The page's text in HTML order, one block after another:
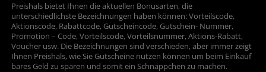
Preishals bietet Ihnen die aktuellen Bonusarten, die
unterschiedlichste Bezeichnungen haben können: Vorteilscode,
Aktionscode, Rabattcode, Gutscheincode, Gutschein- Nummer,
Promotion – Code, Vorteilscode, Vorteilsnummer, Aktions-Rabatt,
Voucher usw. Die Bezeichnungen sind verschieden, aber immer zeigt
Ihnen Preishals, wie Sie Gutscheine nutzen können um beim Einkauf
bares Geld zu sparen und somit ein Schnäppchen zu machen.